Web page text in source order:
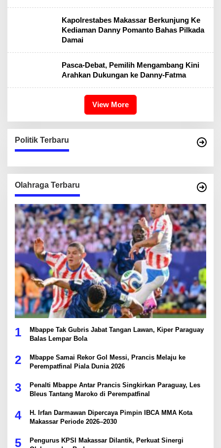
Kapolrestabes Makassar Berkunjung Ke
Kediaman Danny Pomanto Bahas Pilkada
Damai
Pasca-Debat, Pemilih Mengambang Kini
Arahkan Dukungan ke Danny-Fatma
View More
Politik Terbaru
Olahraga Terbaru
1
Mbappe Tak Gubris Jabat Tangan Lawan, Kiper Paraguay
Balas Lempar Bola
2
Mbappe Samai Rekor Gol Messi, Prancis Melaju ke
Perempatfinal Piala Dunia 2026
3
Penalti Mbappe Antar Prancis Singkirkan Paraguay, Les
Bleus Tantang Maroko di Perempatfinal
4
H. Irfan Darmawan Dipercaya Pimpin IBCA MMA Kota
Makassar Periode 2026–2030
5
Pengurus KPSI Makassar Dilantik, Perkuat Sinergi